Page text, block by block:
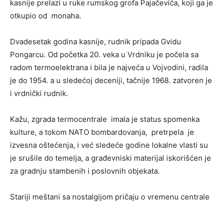
kasnije prelazi u ruke rumskog grofa Pajačevića, koji ga je
otkupio od monaha.
Dvadesetak godina kasnije, rudnik pripada Gvidu
Pongarcu. Od početka 20. veka u Vrdniku je počela sa
radom termoelektrana i bila je najveća u Vojvodini, radila
je do 1954. a u sledećoj deceniji, tačnije 1968. zatvoren je
i vrdnički rudnik.
Kažu, zgrada termocentrale imala je status spomenka
kulture, a tokom NATO bombardovanja, pretrpela je
izvesna oštećenja, i već sledeće godine lokalne vlasti su
je srušile do temelja, a građevniski materijal iskorišćen je
za gradnju stambenih i poslovnih objekata.
Stariji meštani sa nostalgijom pričaju o vremenu centrale